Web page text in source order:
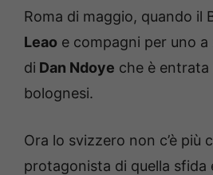
Roma di maggio, quando il
Leao e compagni per uno
di Dan Ndoye che è
bolognesi.
Ora lo svizzero non c’è più
protagonista di quella sfida